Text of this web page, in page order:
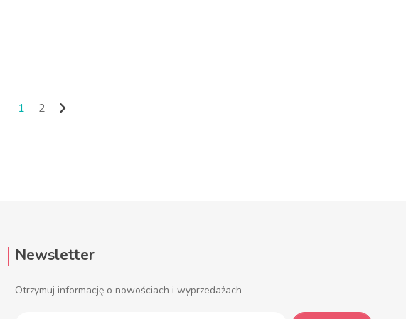
1 2 Następny

Newsletter
Otrzymuj informację o nowościach i wyprzedażach